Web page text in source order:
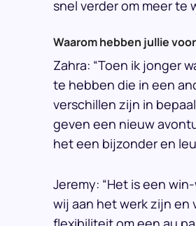
snel verder om meer te
Waarom hebben jullie
Zahra: “Toen ik jonger
te hebben die in een
verschillen zijn in
geven een nieuw
het een bijzonder en
Jeremy: “Het is een
wij aan het werk zijn en